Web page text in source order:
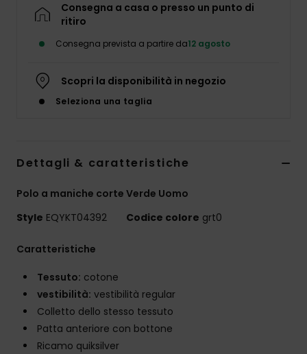
Consegna a casa o presso un punto di
ritiro
Consegna prevista a partire da12 agosto
Scopri la disponibilità in negozio
Seleziona una taglia
Dettagli & caratteristiche
Polo a maniche corte Verde Uomo
Style EQYKT04392 Codice colore grt0
Caratteristiche
Tessuto: cotone
vestibilità: vestibilità regular
Colletto dello stesso tessuto
Patta anteriore con bottone
Ricamo quiksilver